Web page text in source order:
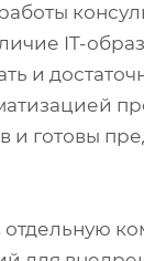
IT-
и
и готовы